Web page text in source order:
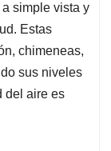
simple vista y
Estas
chimeneas,
sus niveles
del aire es